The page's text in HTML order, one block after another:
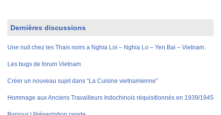
Dernières discussions
Une nuit chez les Thais noirs a Nghia Loi – Nghia Lo – Yen Bai – Vietnam.
Les bugs de forum Vietnam
Créer un nouveau sujet dans “La Cuisine vietnamienne”
Hommage aux Anciens Travailleurs Indochinois réquisitionnés en 1939/1945